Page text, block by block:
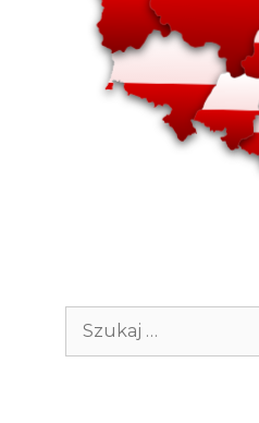
Szukaj: